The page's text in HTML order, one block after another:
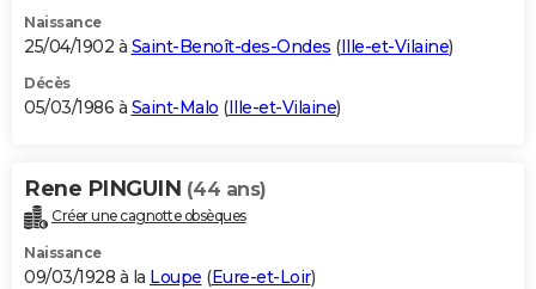
Naissance
25/04/1902 à Saint-Benoît-des-Ondes (Ille-et-Vilaine)
Décès
05/03/1986 à Saint-Malo (Ille-et-Vilaine)
Rene PINGUIN (44 ans)
Créer une cagnotte obsèques
Naissance
09/03/1928 à la Loupe (Eure-et-Loir)